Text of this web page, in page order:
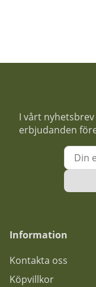
I vårt
erbjudanden
Information
Kontakta oss
Köpvillkor